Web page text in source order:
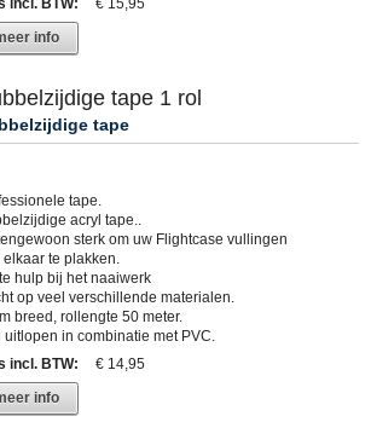
incl. BTW:
€ 15,95
info
tape 1 rol
tape
tape.
acryl tape..
sterk om uw Flightcase vullingen
elkaar te plakken.
hulp bij het naaiwerk
op veel verschillende materialen.
breed, rollengte 50 meter.
uitlopen in combinatie met PVC.
incl. BTW:
€ 14,95
info